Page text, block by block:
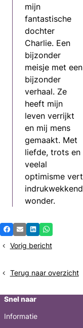
mijn
fantastische
dochter
Charlie. Een
bijzonder
meisje met een
bijzonder
verhaal. Ze
heeft mijn
leven verrijkt
en mij mens
gemaakt. Met
liefde, trots en
veelal
optimisme
wonder.
Deel
bericht
Facebook
E-mailLinkedInWhatsapp
Vorig bericht
Een
ziekenhuis
Terug naar overzicht
Snel naar
Informatie